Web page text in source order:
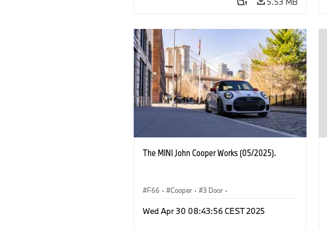
The MINI John Cooper Works (05/2025).
F66 · Cooper · 3 Door ·
Wed Apr 30 08:43:56 CEST 2025